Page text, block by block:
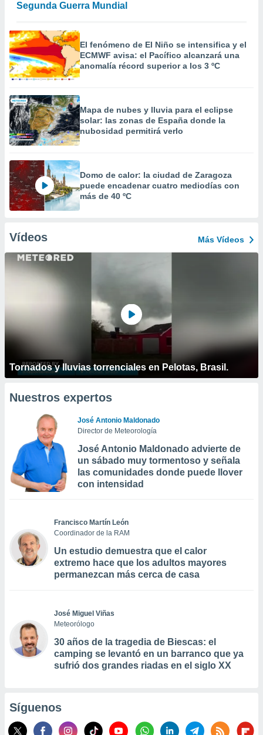
Segunda Guerra Mundial
El fenómeno de El Niño se intensifica y el
ECMWF avisa: el Pacífico alcanzará una
anomalía récord superior a los 3 ºC
Mapa de nubes y lluvia para el eclipse
solar: las zonas de España donde la
nubosidad permitirá verlo
Domo de calor: la ciudad de Zaragoza
puede encadenar cuatro mediodías con
más de 40 ºC
Vídeos Más Vídeos
Tornados y lluvias torrenciales en Pelotas, Brasil.
Nuestros expertos
José Antonio Maldonado
Director de Meteorología
José Antonio Maldonado advierte de
un sábado muy tormentoso y señala
las comunidades donde puede llover
con intensidad
Francisco Martín León
Coordinador de la RAM
Un estudio demuestra que el calor
extremo hace que los adultos mayores
permanezcan más cerca de casa
José Miguel Viñas
Meteorólogo
30 años de la tragedia de Biescas: el
camping se levantó en un barranco que ya
sufrió dos grandes riadas en el siglo XX
Síguenos